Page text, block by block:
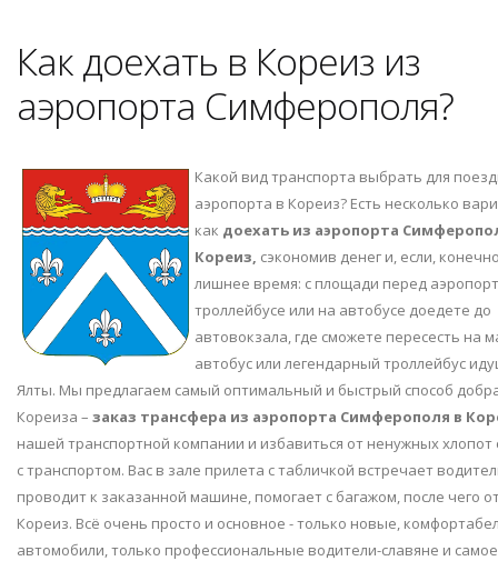
Как доехать в Кореиз из
аэропорта Симферополя?
Какой вид транспорта выбрать для
аэропорта в Кореиз? Есть несколько
как доехать из аэропорта
Кореиз, сэкономив денег и, если,
лишнее время: с площади перед
троллейбусе или на автобусе доедете до
автовокзала, где сможете пересесть на
автобус или легендарный троллейбус
Ялты. Мы предлагаем самый оптимальный и быстрый способ
Кореиза – заказ трансфера из аэропорта Симферополя в
нашей транспортной компании и избавиться от ненужных хлопот
с транспортом. Вас в зале прилета с табличкой встречает
проводит к заказанной машине, помогает с багажом, после чего
Кореиз. Всё очень просто и основное - только новые,
автомобили, только профессиональные водители-славяне и